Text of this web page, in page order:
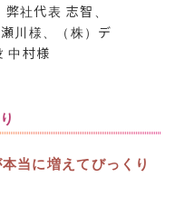
社代表 志智、
川様、（株）デ
中村様
当に増えてびっくり